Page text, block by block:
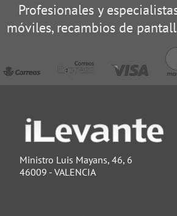
Profesionales y
móviles, recambios de
Ministro Luis Mayans, 46, 6
46009 - VALENCIA